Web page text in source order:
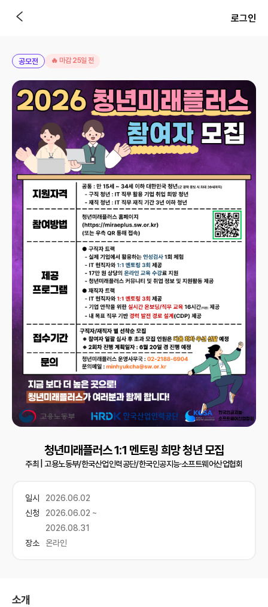
로그인
공모전 🔥 마감 25일 전
청년미래플러스 1:1 멘토링 희망 청년 모집
주최 |고용노동부/한국산업인력공단/한국인공지능·소프트웨어산업협회
일시
2026.06.02
신청
2026.06.02 ~
2026.08.31
장소
온라인
소개